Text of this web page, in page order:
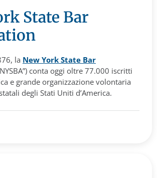
State Bar
la New York State Bar
conta oggi oltre 77.000 iscritti
e grande organizzazione volontaria
degli Stati Uniti d’America.